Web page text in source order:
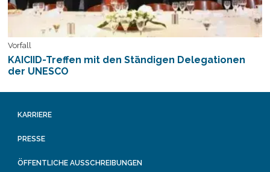
Vorfall
KAICIID-Treffen mit den Ständigen Delegationen
der UNESCO
KARRIERE
PRESSE
ÖFFENTLICHE AUSSCHREIBUNGEN